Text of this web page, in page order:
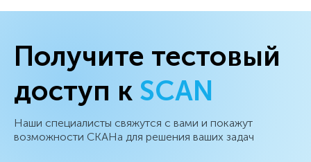
Получите тестовый
доступ к SCAN
Наши специалисты свяжутся с вами и покажут
возможности СКАНа для решения ваших задач